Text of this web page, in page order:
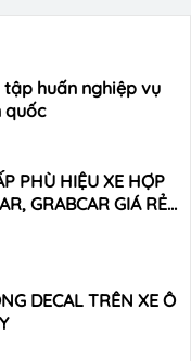
tập huấn nghiệp vụ
quốc
PHÙ HIỆU XE HỢP
GRABCAR GIÁ RẺ
DECAL TRÊN XE Ô